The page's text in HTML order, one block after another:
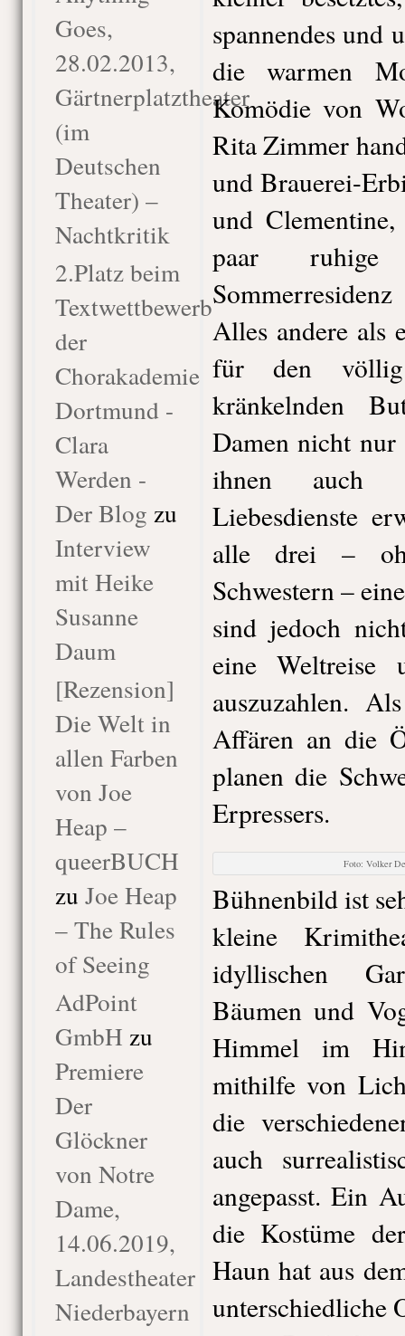
Goes,
28.02.2013,
Gärtnerplatztheater
(im
Deutschen
Theater) –
Nachtkritik
2.Platz beim
Textwettbewerb
der
Chorakademie
Dortmund -
Clara
Werden -
Der Blog zu
Interview
mit Heike
Susanne
Daum
[Rezension]
Die Welt in
allen Farben
von Joe
Heap –
queerBUCH
zu Joe Heap
– The Rules
of Seeing
AdPoint
GmbH zu
Premiere
Der
Glöckner
von Notre
Dame,
14.06.2019,
Landestheater
Niederbayern
spannendes und
die warmen
Komödie von
Rita Zimmer
und Brauerei-
und
paar
Alles andere als
für den völlig
kränkelnden
Damen nicht nur
ihnen auch
Liebesdienste
alle drei –
Schwestern –
sind jedoch
eine Weltreise
auszuzahlen.
Affären an die
planen die
Erpressers.
Foto: Volker
Bühnenbild ist
kleine
idyllischen
Bäumen und
Himmel im
mithilfe von
die
auch
angepasst. Ein
die Kostüme
Haun hat aus
unterschiedliche